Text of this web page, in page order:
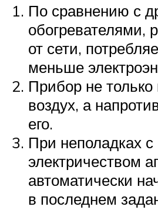
По сравнению с
обогревателями,
от сети,
меньше
Прибор не
воздух, а
его.
При неполадках с
электричеством
автоматически
в последнем